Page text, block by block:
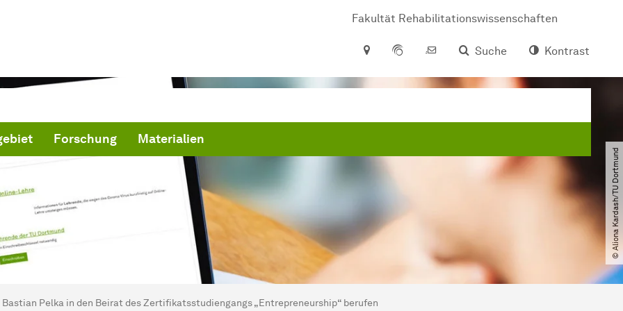
Fakultät Rehabilitationswissenschaften
Suche
Kontrast
Forschung Materialien
© Aliona Kardash​/​TU Dortmund
hier:
Bastian Pelka in den Beirat des Zertifikatsstudiengangs „Entrepreneurship“ berufen